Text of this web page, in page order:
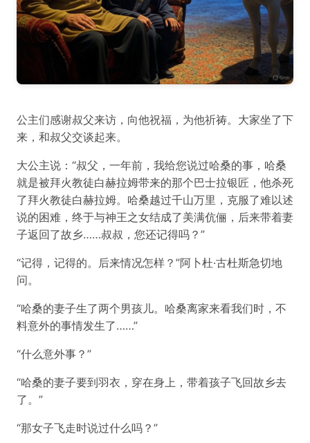
公主们感谢叔父来访，向他祝福，为他祈祷。大家坐了下
来，和叔父交谈起来。
大公主说：“叔父，一年前，我给您说过哈桑的事，哈桑
就是被拜火教徒白赫拉姆带来的那个巴士拉银匠，他杀死
了拜火教徒白赫拉姆。哈桑越过千山万里，克服了难以述
说的困难，终于与神王之女结成了美满伉俪，后来带着妻
子返回了故乡……叔叔，您还记得吗？”
“记得，记得的。后来情况怎样？”阿卜杜·古杜斯急切地
问。
“哈桑的妻子生了两个男孩儿。哈桑离家来看我们时，不
料意外的事情发生了……”
“什么意外事？”
“哈桑的妻子要到羽衣，穿在身上，带着孩子飞回故乡去
了。”
“那女子飞走时说过什么吗？”